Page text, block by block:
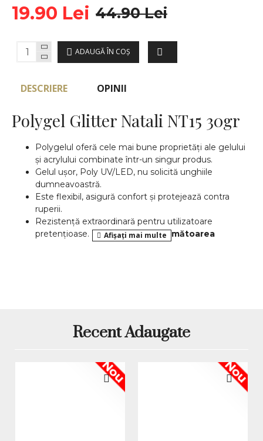
19.90 Lei 44.90 Lei
ADAUGĂ ÎN COŞ
DESCRIERE OPINII
Polygel Glitter Natali NT15 30gr
Polygelul oferă cele mai bune proprietăți ale gelului
și acrylului combinate într-un singur produs.
Gelul ușor, Poly UV/LED, nu solicită unghiile
dumneavoastră.
Este flexibil, asigură confort și protejează contra
ruperii.
Rezistență extraordinară pentru utilizatoare
pretențioase. Rezistă până la următoarea
CE ESTE POLYGEL? TOT CE ESTE MAI BUN DIN GEL
Gelul Poly UV/LED combină tot ce este mai bun din
sistemul cu gel și acryl. Specialiștii din domeniul unghiilor
au venit cu așa-zisa ”calea de mijloc dulce”, care le
Recent Adaugate
Nou Nou